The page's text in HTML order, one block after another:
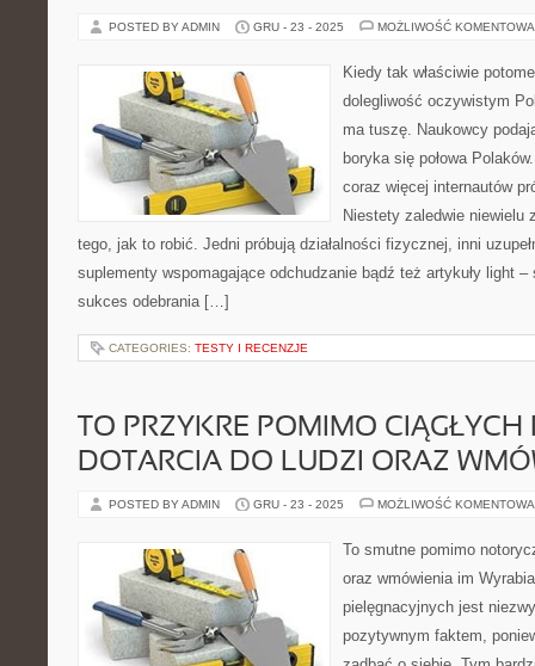
POSTED BY ADMIN GRU - 23 - 2025 MOŻLIWOŚĆ
Kiedy tak właściwie
dolegliwość oczywistym
ma tuszę. Naukowcy
boryka się połowa
coraz więcej internautów
Niestety zaledwie niewielu
tego, jak to robić. Jedni próbują działalności fizycznej, inni
suplementy wspomagające odchudzanie bądź też artykuły light
sukces odebrania […]
CATEGORIES: TESTY I RECENZJE
TO PRZYKRE POMIMO CIĄGŁYCH
DOTARCIA DO LUDZI ORAZ
POSTED BY ADMIN GRU - 23 - 2025 MOŻLIWOŚĆ
To smutne pomimo
oraz wmówienia im
pielęgnacyjnych jest
pozytywnym faktem,